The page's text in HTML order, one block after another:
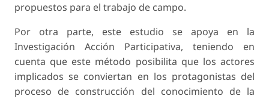
propuestos para el trabajo de campo.
Por otra parte, este estudio se apoya en la
Investigación Acción Participativa, teniendo en
cuenta que este método posibilita que los actores
implicados se conviertan en los protagonistas del
proceso de construcción del conocimiento de la